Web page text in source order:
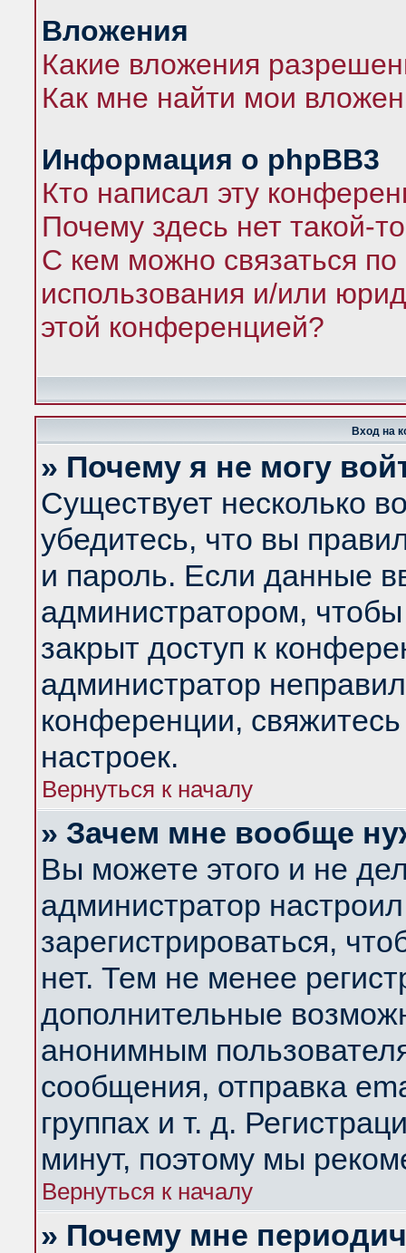
Вложения
Какие вложения
Как мне найти мои
Информация о phpBB3
Кто написал эту
Почему здесь нет такой-
С кем можно связаться по
использования и/или
этой конференцией?
Вход на
» Почему я не могу
Существует несколько
убедитесь, что вы
и пароль. Если данные
администратором,
закрыт доступ к
администратор
конференции,
настроек.
Вернуться к началу
» Зачем мне вообще
Вы можете этого и не
администратор
зарегистрироваться,
нет. Тем не менее
дополнительные
анонимным
сообщения, отправка
группах и т. д.
минут, поэтому мы
Вернуться к началу
» Почему мне